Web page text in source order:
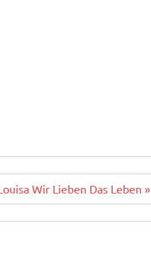
Wir Lieben Das Leben »